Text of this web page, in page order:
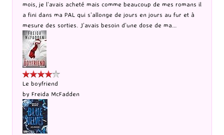
mois, je l’avais acheté mais comme beaucoup de mes romans il
a fini dans ma PAL qui s’allonge de jours en jours au fur et à
mesure des sorties. J’avais besoin d’une dose de ma...
Le boyfriend
by Freida McFadden